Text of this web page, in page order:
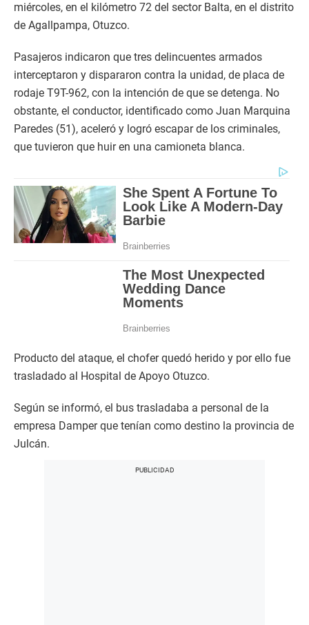
miércoles, en el kilómetro 72 del sector Balta, en el distrito
de Agallpampa, Otuzco.
Pasajeros indicaron que tres delincuentes armados
interceptaron y dispararon contra la unidad, de placa de
rodaje T9T-962, con la intención de que se detenga. No
obstante, el conductor, identificado como Juan Marquina
Paredes (51), aceleró y logró escapar de los criminales,
que tuvieron que huir en una camioneta blanca.
Producto del ataque, el chofer quedó herido y por ello fue
trasladado al Hospital de Apoyo Otuzco.
Según se informó, el bus trasladaba a personal de la
empresa Damper que tenían como destino la provincia de
Julcán.